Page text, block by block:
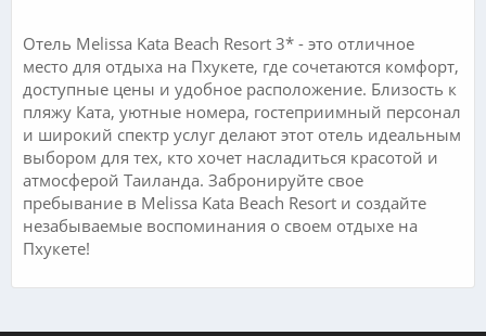
Отель Melissa Kata Beach Resort 3* - это отличное
место для отдыха на Пхукете, где сочетаются комфорт,
доступные цены и удобное расположение. Близость к
пляжу Ката, уютные номера, гостеприимный персонал
и широкий спектр услуг делают этот отель идеальным
выбором для тех, кто хочет насладиться красотой и
атмосферой Таиланда. Забронируйте свое
пребывание в Melissa Kata Beach Resort и создайте
незабываемые воспоминания о своем отдыхе на
Пхукете!